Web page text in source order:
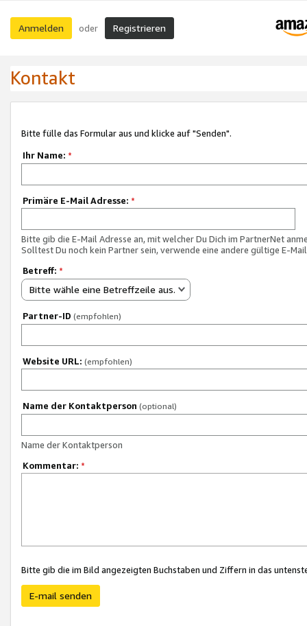
Anmelden oder Registrieren
Kontakt
Bitte fülle das Formular aus und klicke auf "Senden".
Ihr Name: *
Primäre E-Mail Adresse: *
Bitte gib die E-Mail Adresse an, mit welcher Du Dich im PartnerNet
Solltest Du noch kein Partner sein, verwende eine andere gültige E-
Betreff: *
Bitte wähle eine Betreffzeile aus.
Partner-ID (empfohlen)
Website URL: (empfohlen)
Name der Kontaktperson (optional)
Name der Kontaktperson
Kommentar: *
Bitte gib die im Bild angezeigten Buchstaben und Ziffern in das
E-mail senden